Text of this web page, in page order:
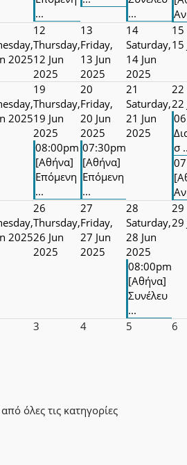
...
...
2025
12
Thursday,
12 Jun
2025
13
Friday,
13 Jun
2025
14
Saturday,
14 Jun
2025
15
15
2025
19
Thursday,
19 Jun
2025
08:00pm
[Αθήνα]
Επόμενη
...
20
Friday,
20 Jun
2025
07:30pm
[Αθήνα]
Επόμενη
...
21
Saturday,
21 Jun
2025
22
22
σ
2025
26
Thursday,
26 Jun
2025
27
Friday,
27 Jun
2025
28
Saturday,
28 Jun
2025
08:00pm
[Αθήνα]
Συνέλευ
...
29
29
3 4 5 6
όλες τις κατηγορίες